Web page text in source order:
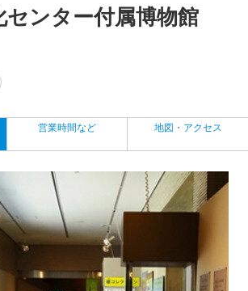
センター付属博物館
営業時間など 地図・アクセス